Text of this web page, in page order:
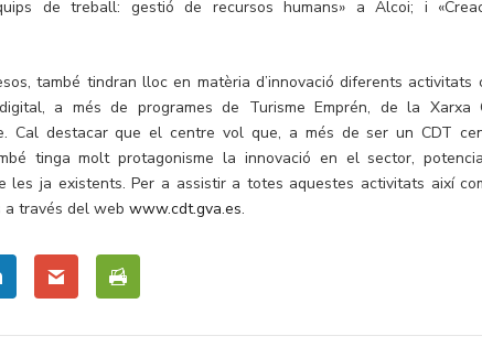
de treball: gestió de recursos humans» a Alcoi; i
també tindran lloc en matèria d’innovació diferents activitats
a més de programes de Turisme Emprén, de la Xarxa
Cal destacar que el centre vol que, a més de ser un CDT
tinga molt protagonisme la innovació en el sector,
les ja existents. Per a assistir a totes aquestes activitats així
a través del webwww.cdt.gva.es.